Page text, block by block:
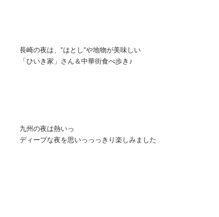
長崎の夜は、”はとし”や地物が美味しい
「ひいき家」さん＆中華街食べ歩き♪
九州の夜は熱いっ
ディープな夜を思いっっっきり楽しみました